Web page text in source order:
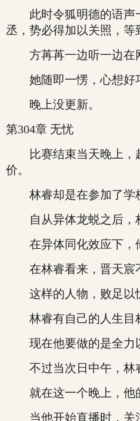
此时令狐明德的语声一
丞，势必得加以关照，
方苒苒一边听一边在网
她随即一愣，心想好巧
晚上没更新。
第304章 无忧
比赛结束当天晚上，赵
价。
林睿却是在参加了学校
自从异体龙蜕之后，林
在异体同化效应下，他
在林睿看来，晋天宸不
这样的人物，败足以
林睿有自己的人生目标
现在他要做的是全力以
不过当次日中午，林睿
就在这一个晚上，他的
当他开始直播时，关注